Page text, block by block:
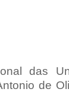
das
de